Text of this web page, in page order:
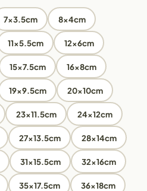
7x3.5cm 8x4cm
11x5.5cm 12x6cm
15x7.5cm 16x8cm
19x9.5cm 20x10cm
23x11.5cm 24x12cm
27x13.5cm 28x14cm
31x15.5cm 32x16cm
35x17.5cm 36x18cm